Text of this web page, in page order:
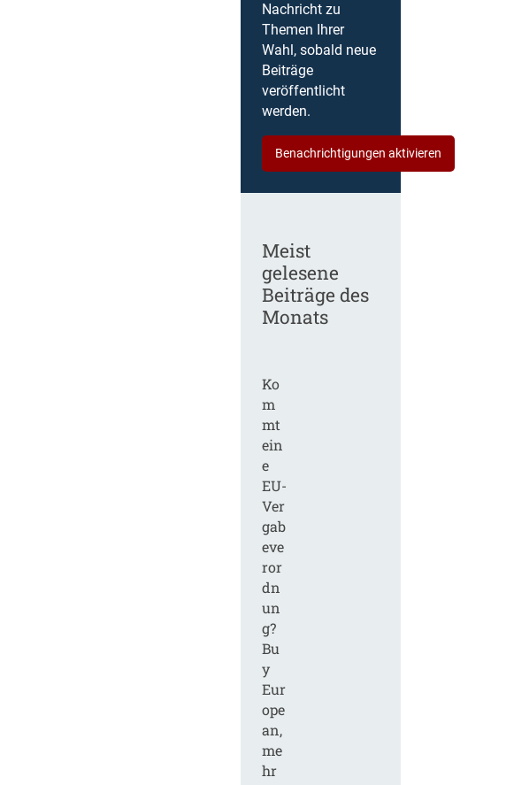
Nachricht zu
Themen Ihrer
Wahl, sobald neue
Beiträge
veröffentlicht
werden.
Benachrichtigungen aktivieren
Meist
gelesene
Beiträge des
Monats
Ko
m
mt
ein
e
EU-
Ver
gab
eve
ror
dn
un
g?
Bu
y
Eur
ope
an,
me
hr